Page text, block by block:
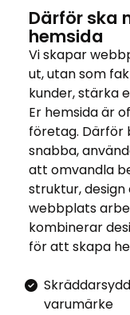
Därför ska
hemsida
Vi skapar
ut, utan som
kunder, stärka
Er hemsida är
företag. Därför
snabba,
att omvandla
struktur,
webbplats
kombinerar
för att skapa
varumärke